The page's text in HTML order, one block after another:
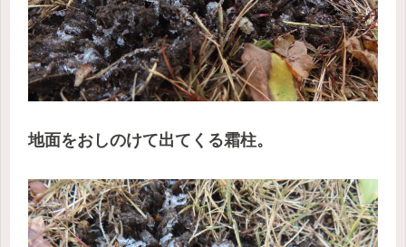
地面をおしのけて出てくる霜柱。